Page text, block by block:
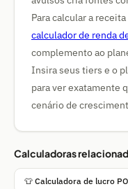
Para calcular a
calculador de renda
complemento ao
Insira seus tiers e o
para ver exatamente
cenário de
Calculadoras
👕 Calculadora de lucro